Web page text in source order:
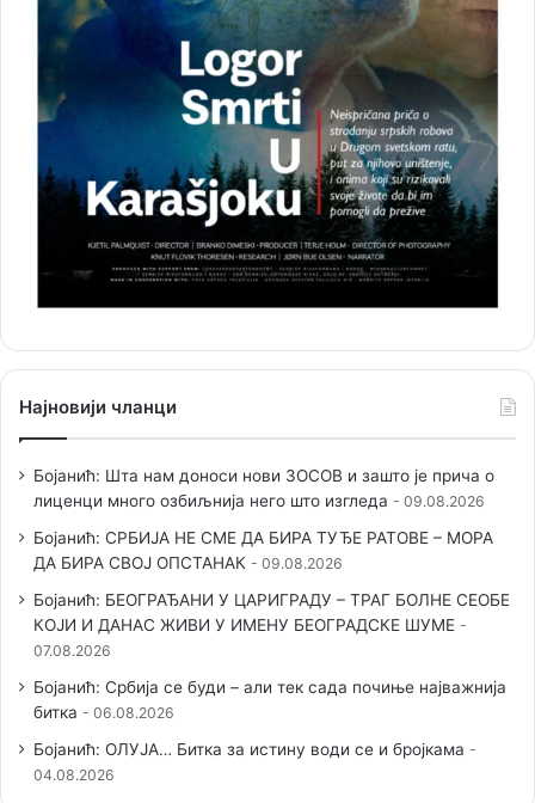
Најновији чланци
Бојанић: Шта нам доноси нови ЗОСОВ и зашто је прича о
лиценци много озбиљнија него што изгледа
09.08.2026
Бојанић: СРБИЈА НЕ СМЕ ДА БИРА ТУЂЕ РАТОВЕ – МОРА
ДА БИРА СВОЈ ОПСТАНАК
09.08.2026
Бојанић: БЕОГРАЂАНИ У ЦАРИГРАДУ – ТРАГ БОЛНЕ СЕОБЕ
КОЈИ И ДАНАС ЖИВИ У ИМЕНУ БЕОГРАДСКЕ ШУМЕ
07.08.2026
Бојанић: Србија се буди – али тек сада почиње најважнија
битка
06.08.2026
Бојанић: ОЛУЈА… Битка за истину води се и бројкама
04.08.2026